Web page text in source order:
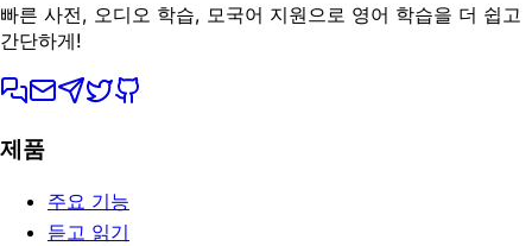
빠른 사전, 오디오 학습, 모국어 지원으로 영어 학습을 더 쉽고
간단하게!
제품
주요 기능
듣고 읽기